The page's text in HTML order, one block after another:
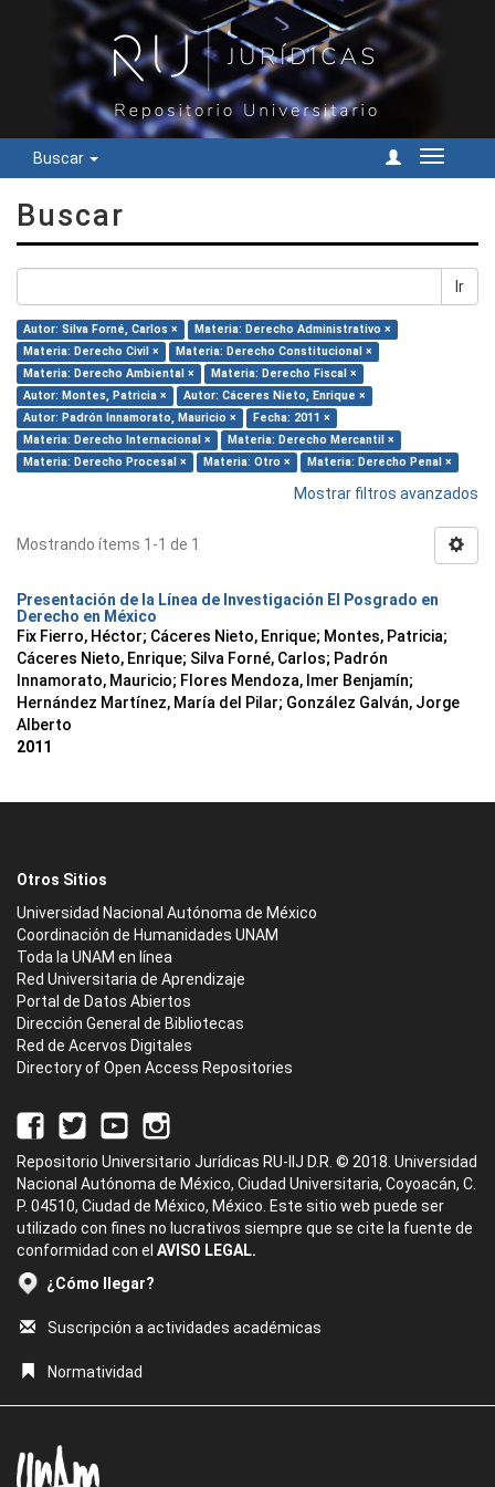
Buscar
Cambiar
Buscar
Ir
Autor: Silva Forné, Carlos ×
Materia: Derecho Administrativo ×
Materia: Derecho Civil ×
Materia: Derecho Constitucional ×
Materia: Derecho Ambiental ×
Materia: Derecho Fiscal ×
Autor: Montes, Patricia ×
Autor: Cáceres Nieto, Enrique ×
Autor: Padrón Innamorato, Mauricio ×
Fecha: 2011 ×
Materia: Derecho Internacional ×
Materia: Derecho Mercantil ×
Materia: Derecho Procesal ×
Materia: Otro × Materia: Derecho Penal ×
Mostrar filtros avanzados
Mostrando ítems 1-1 de 1
Presentación de la Línea de Investigación El Posgrado en
Derecho en México
Fix Fierro, Héctor; Cáceres Nieto, Enrique; Montes, Patricia;
Cáceres Nieto, Enrique; Silva Forné, Carlos; Padrón
Innamorato, Mauricio; Flores Mendoza, Imer Benjamín;
Hernández Martínez, María del Pilar; González Galván, Jorge
Alberto
2011
Otros Sitios
Universidad Nacional Autónoma de México
Coordinación de Humanidades UNAM
Toda la UNAM en línea
Red Universitaria de Aprendizaje
Portal de Datos Abiertos
Dirección General de Bibliotecas
Red de Acervos Digitales
Directory of Open Access Repositories
Repositorio Universitario Jurídicas RU-IIJ D.R. © 2018. Universidad
Nacional Autónoma de México, Ciudad Universitaria, Coyoacán, C.
P. 04510, Ciudad de México, México. Este sitio web puede ser
utilizado con fines no lucrativos siempre que se cite la fuente de
conformidad con el AVISO LEGAL.
¿Cómo llegar?
Suscripción a actividades académicas
Normatividad